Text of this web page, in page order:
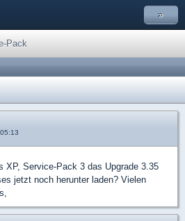
»
Pack
XP, Service-Pack 3 das Upgrade 3.35
jetzt noch herunter laden? Vielen